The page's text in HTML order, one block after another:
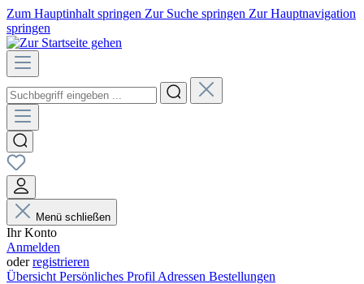
Zum Hauptinhalt springen Zur Suche springen Zur Hauptnavigation
springen
Menü schließen
Ihr Konto
Anmelden
oderregistrieren
Übersicht Persönliches Profil Adressen Bestellungen